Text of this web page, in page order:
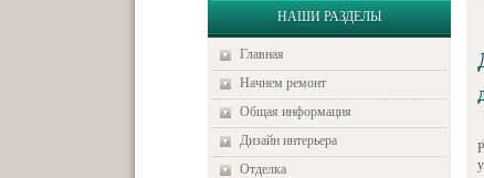
НАШИ РАЗДЕЛЫ
Главная
Начнем ремонт
Общая информация
Дизайн интерьера
Отделка